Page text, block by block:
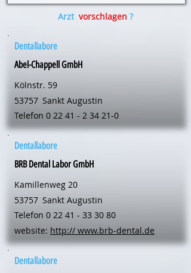
Arzt vorschlagen ?
Dentallabore
Abel-Chappell GmbH
Kölnstr. 59
53757 Sankt Augustin
Telefon 0 22 41 - 2 34 21-0
Dentallabore
BRB Dental Labor GmbH
Kamillenweg 20
53757 Sankt Augustin
Telefon 0 22 41 - 33 30 80
website: http:// www.brb-dental.de
Dentallabore